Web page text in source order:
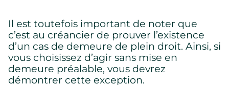
Il est toutefois important de noter que
c’est au créancier de prouver l’existence
d’un cas de demeure de plein droit. Ainsi, si
vous choisissez d’agir sans mise en
demeure préalable, vous devrez
démontrer cette exception.